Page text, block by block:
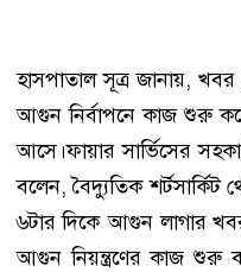
হাসপাতাল সূত্র জানায়, খবর
আগুন নির্বাপনে কাজ শুরু
আসে।ফায়ার সার্ভিসের
বলেন, বৈদ্যুতিক
৬টার দিকে আগুন লাগার
আগুন নিয়ন্ত্রণের কাজ শুরু